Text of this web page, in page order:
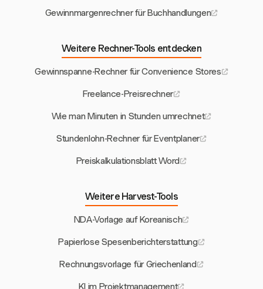
Gewinnmargenrechner für Buchhandlungen
Weitere Rechner-Tools entdecken
Gewinnspanne-Rechner für Convenience Stores
Freelance-Preisrechner
Wie man Minuten in Stunden umrechnet
Stundenlohn-Rechner für Eventplaner
Preiskalkulationsblatt Word
Weitere Harvest-Tools
NDA-Vorlage auf Koreanisch
Papierlose Spesenberichterstattung
Rechnungsvorlage für Griechenland
KI im Projektmanagement